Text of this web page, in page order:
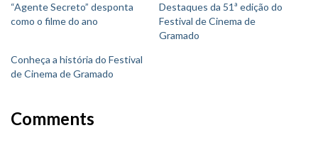
“Agente Secreto” desponta
como o filme do ano
Destaques da 51ª edição do
Festival de Cinema de
Gramado
Conheça a história do Festival
de Cinema de Gramado
Comments